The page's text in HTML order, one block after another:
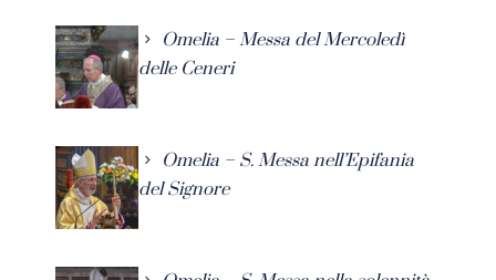
Omelia – Messa del Mercoledì
delle Ceneri
Omelia – S. Messa nell’Epifania
del Signore